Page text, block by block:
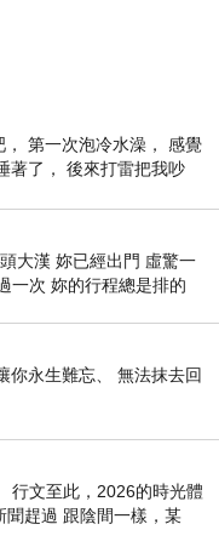
第一次泡冷水澡， 感覺
著了， 後來打雷把我吵
大漢 妳已經出門 虛驚一
一次 妳的行程總是排的
你永生難忘、 無法抹去回
行文至此，2026的時光體
聞趕過 跟陰間一樣，某